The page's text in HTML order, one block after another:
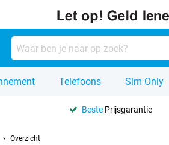
Telefoons Sim Only
Beste Prijsgarantie
Overzicht